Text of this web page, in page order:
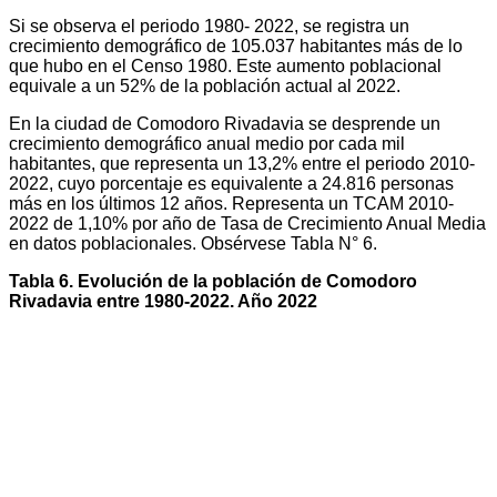
Si se observa el periodo 1980- 2022, se registra un
crecimiento demográfico de 105.037 habitantes más de lo
que hubo en el Censo 1980. Este aumento poblacional
equivale a un 52% de la población actual al 2022.
En la ciudad de Comodoro Rivadavia se desprende un
crecimiento demográfico anual medio por cada mil
habitantes, que representa un 13,2% entre el periodo 2010-
2022, cuyo porcentaje es equivalente a 24.816 personas
más en los últimos 12 años. Representa un TCAM 2010-
2022 de 1,10% por año de Tasa de Crecimiento Anual Media
en datos poblacionales. Obsérvese Tabla N° 6.
Tabla 6. Evolución de la población de Comodoro
Rivadavia entre 1980-2022. Año 2022